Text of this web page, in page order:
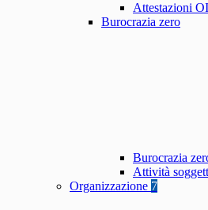
Attestazioni
Burocrazia zero
Burocrazia
Attività
Organizzazione 7